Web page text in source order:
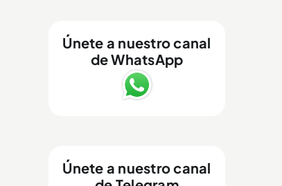
Únete a nuestro canal
de WhatsApp
Únete a nuestro canal